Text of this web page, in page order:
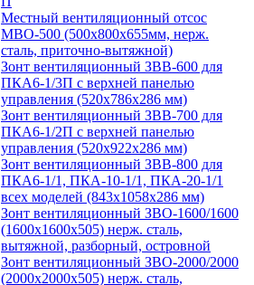
Местный вентиляционный отсос
МВО-500 (500х800х655мм, нерж.
сталь, приточно-вытяжной)
Зонт вентиляционный ЗВВ-600 для
ПКА6-1/3П с верхней панелью
управления (520х786х286 мм)
Зонт вентиляционный ЗВВ-700 для
ПКА6-1/2П с верхней панелью
управления (520х922х286 мм)
Зонт вентиляционный ЗВВ-800 для
ПКА6-1/1, ПКА-10-1/1, ПКА-20-1/1
всех моделей (843х1058х286 мм)
Зонт вентиляционный ЗВО-1600/1600
(1600х1600х505) нерж. сталь,
вытяжной, разборный, островной
Зонт вентиляционный ЗВО-2000/2000
(2000х2000х505) нерж. сталь,